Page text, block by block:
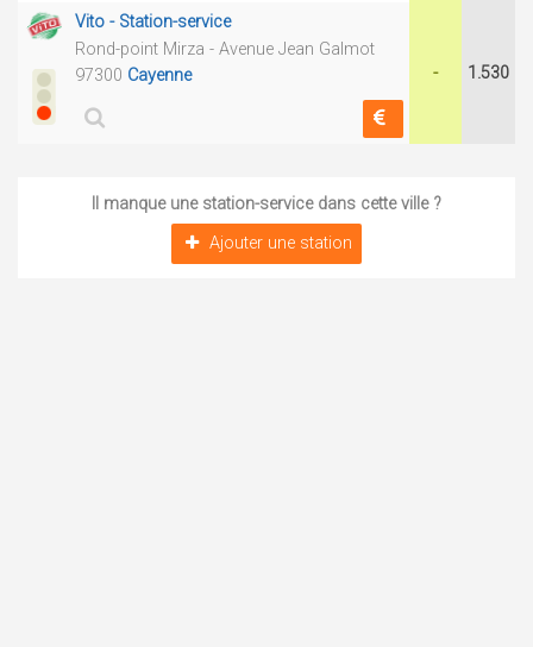
Vito - Station-service
Rond-point Mirza - Avenue Jean Galmot
97300 Cayenne - 1.530
Il manque une station-service dans cette ville ?
Ajouter une station